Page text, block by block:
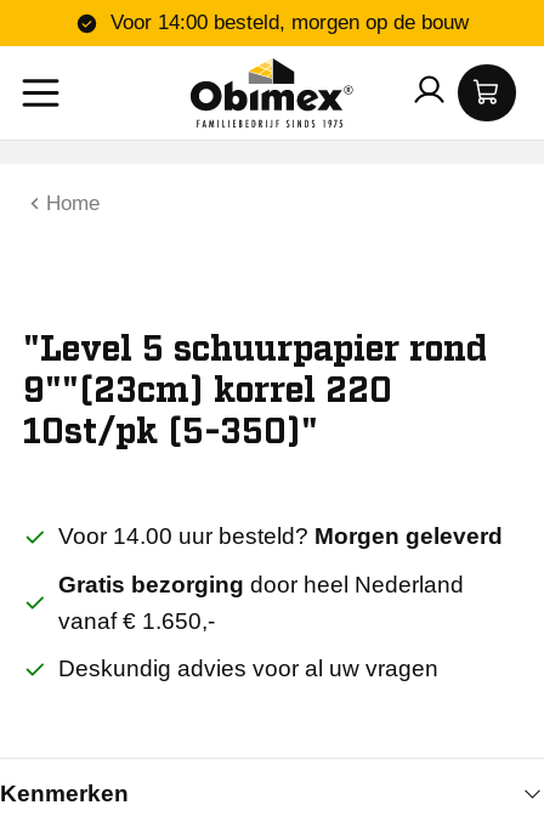
Voor 14:00 besteld, morgen op de bouw
Home
"Level 5 schuurpapier rond
9""(23cm) korrel 220
10st/pk (5-350)"
Voor 14.00 uur besteld? Morgen geleverd
Gratis bezorging door heel Nederland
vanaf € 1.650,-
Deskundig advies voor al uw vragen
Kenmerken